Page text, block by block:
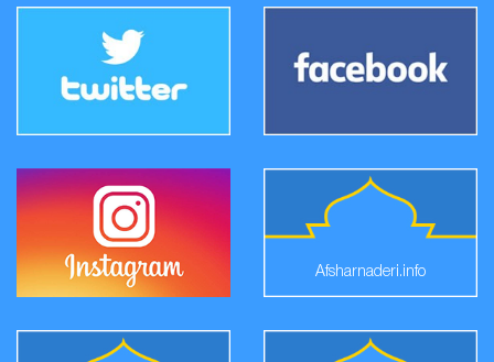
Afsharnaderi.info